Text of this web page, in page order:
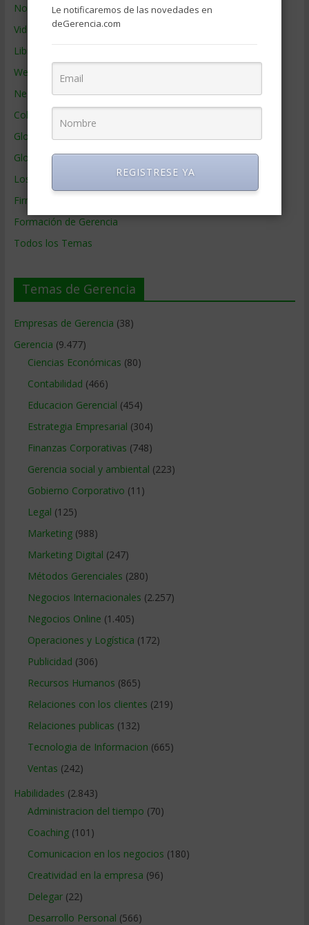
Noticias de Gerencia
Videos de Gerencia
Libros de Gerencia
Webs de Gerencia
Negocios por País
Colaboradores de Gerencia
Glosario
Glosario Inglés – Español
Los mejores MBA
Firmas de Gerencia
Formación de Gerencia
Todos los Temas
Temas de Gerencia
Empresas de Gerencia (38)
Gerencia (9.477)
Ciencias Económicas (80)
Contabilidad (466)
Educacion Gerencial (454)
Estrategia Empresarial (304)
Finanzas Corporativas (748)
Gerencia social y ambiental (223)
Gobierno Corporativo (11)
Legal (125)
Marketing(988)
Marketing Digital (247)
Métodos Gerenciales (280)
Negocios Internacionales (2.257)
Negocios Online (1.405)
Operaciones y Logística (172)
Publicidad (306)
Recursos Humanos (865)
Relaciones con los clientes (219)
Relaciones publicas (132)
Tecnologia de Informacion (665)
Ventas (242)
Habilidades (2.843)
Administracion del tiempo (70)
Coaching(101)
Comunicacion en los negocios (180)
Creatividad en la empresa (96)
Delegar(22)
Desarrollo Personal (566)
Le notificaremos de las novedades en
deGerencia.com
REGISTRESE YA